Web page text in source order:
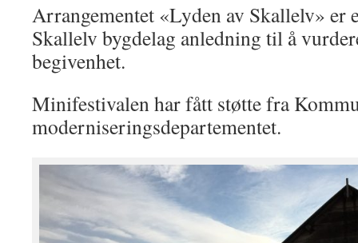
Arrangementet «Lyden av Skallelv» er
Skallelv bygdelag anledning til å
begivenhet.
Minifestivalen har fått støtte fra
moderniseringsdepartementet.